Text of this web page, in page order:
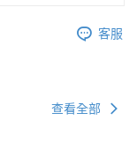
客服
查看全部